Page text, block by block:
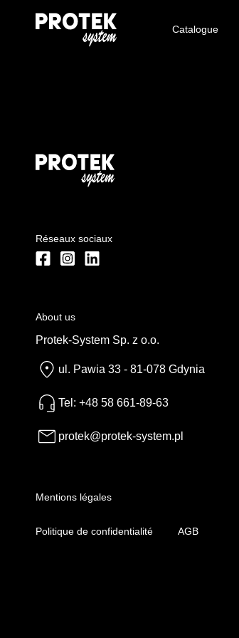
Catalogue
Réseaux sociaux
About us
Protek-System Sp. z o.o.
ul. Pawia 33 - 81-078 Gdynia
Tel: +48 58 661-89-63
protek@protek-system.pl
Mentions légales
Politique de confidentialité AGB